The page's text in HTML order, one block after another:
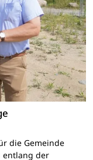
die Gemeinde
entlang der